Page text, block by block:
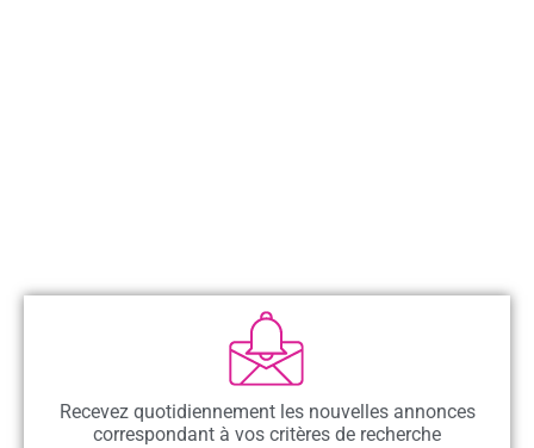
Recevez quotidiennement les nouvelles annonces
correspondant à vos critères de recherche